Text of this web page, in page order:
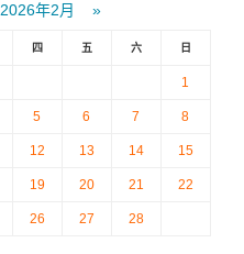
2026年2月 »
四 五 六 日
1
5 6 7 8
12 13 14 15
19 20 21 22
26 27 28